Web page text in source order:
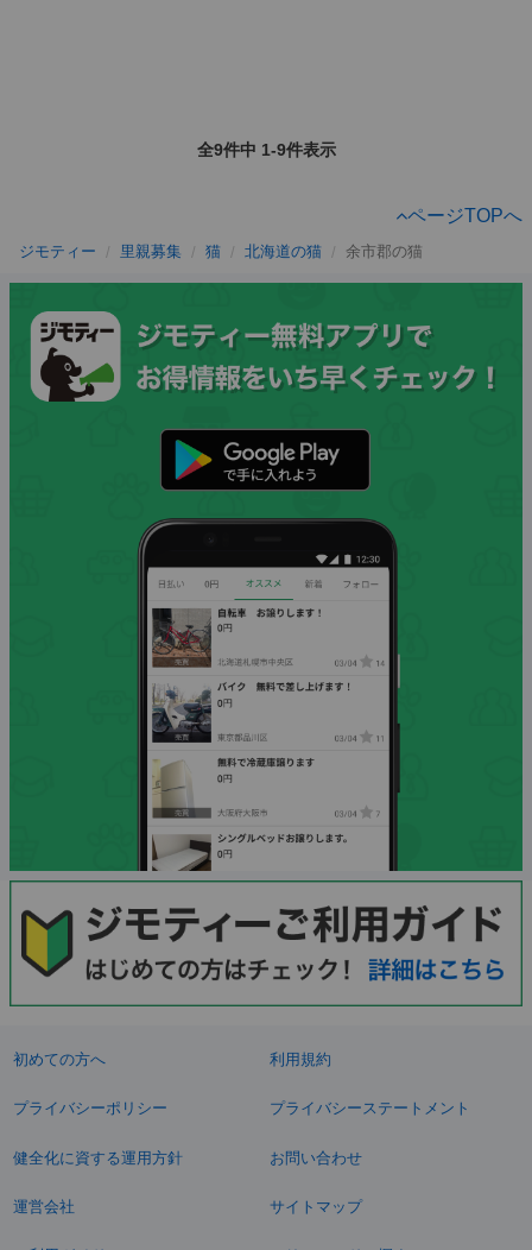
全9件中 1-9件表示
ページTOPへ
ジモティー 里親募集 猫 北海道の猫 余市郡の猫
初めての方へ 利用規約
プライバシーポリシー プライバシーステートメント
健全化に資する運用方針 お問い合わせ
運営会社 サイトマップ